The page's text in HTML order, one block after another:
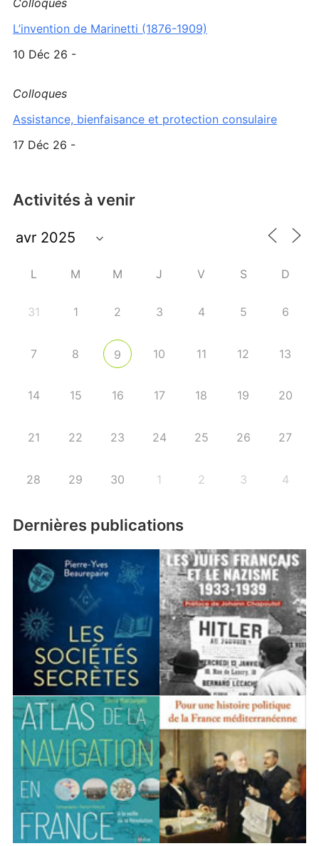
Colloques
L’invention de Marinetti (1876-1909)
10 Déc 26 -
Colloques
Assistance, bienfaisance et protection consulaire
17 Déc 26 -
Activités à venir
L M M J V S D
31 1 2 3 4 5 6
7 8 9 10 11 12 13
14 15 16 17 18 19 20
21 22 23 24 25 26 27
28 29 30 1 2 3 4
Dernières publications